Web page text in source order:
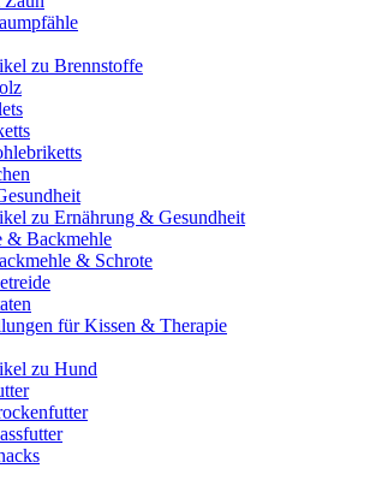
zu Brennstoffe
zu Ernährung & Gesundheit
& Backmehle
& Schrote
für Kissen & Therapie
zu Hund